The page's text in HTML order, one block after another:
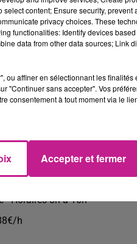
de suivi liés au nettoyage
premières (œufs,
de matières premières dans
documents de livraison
quantitatifs et
ou non-conformité au
produits en effectuant les
date, fournisseur, quantité,
stockage des matières
- Horaires 8h à 16h
h
content; Ensure security, prevent
privacy choices. These
functionalities: Identify devices
data from other data sources; Link
ou affiner en sélectionnant les
"Continuer sans accepter". Vos
consentement à tout moment via le
Accepter et fermer